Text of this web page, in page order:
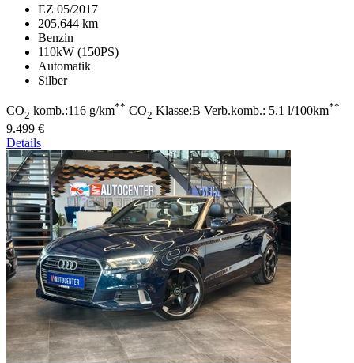
EZ 05/2017
205.644 km
Benzin
110kW (150PS)
Automatik
Silber
CO2 komb.:116 g/km** CO2 Klasse:B Verb.komb.: 5.1 l/100km**
9.499 €
Details